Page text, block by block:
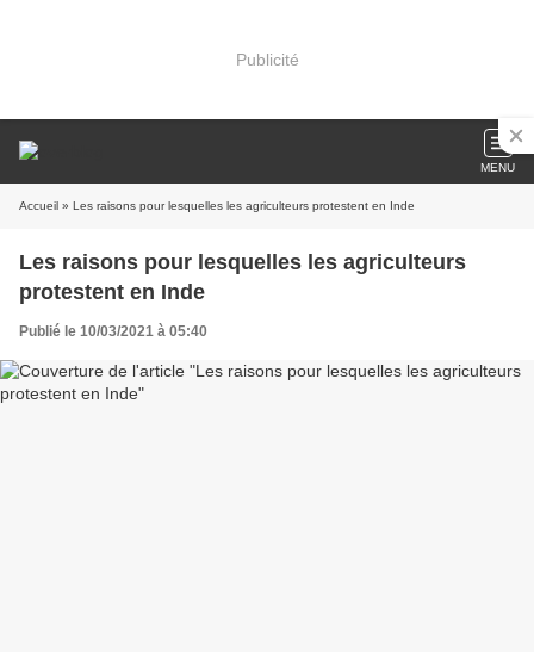
Publicité
MENU
Accueil » Les raisons pour lesquelles les agriculteurs protestent en Inde
Les raisons pour lesquelles les agriculteurs
protestent en Inde
Publié le 10/03/2021 à 05:40